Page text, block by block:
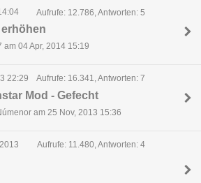
Aufrufe: 12.786, Antworten: 5
am 04 Apr, 2014 15:19
22:29 Aufrufe: 16.341, Antworten: 7
Mod - Gefecht
am 25 Nov, 2013 15:36
Aufrufe: 11.480, Antworten: 4